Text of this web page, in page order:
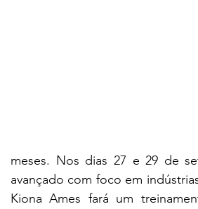
meses. Nos dias 27 e 29 de
avançado com foco em
Kiona Ames fará um